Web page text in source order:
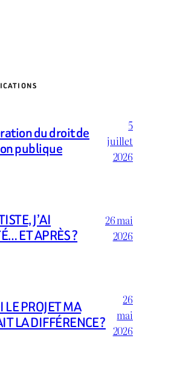
du droit de
publique
5
juillet
2026
J’AI
ET APRÈS ?
26 mai
2026
LE PROJET MA
LA DIFFÉRENCE ?
26
mai
2026